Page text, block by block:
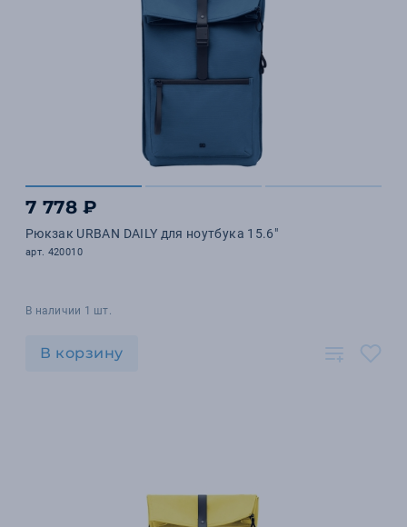
7 778 ₽
Рюкзак URBAN DAILY для ноутбука 15.6"
арт. 420010
В наличии 1 шт.
В корзину